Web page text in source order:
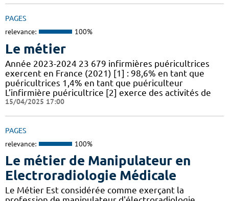
PAGES
relevance: 100%
Le métier
Année 2023-2024 23 679 infirmières puéricultrices
exercent en France (2021) [1] : 98,6% en tant que
puéricultrices 1,4% en tant que puériculteur
L’infirmière puéricultrice [2] exerce des activités de
15/04/2025 17:00
PAGES
relevance: 100%
Le métier de Manipulateur en
Electroradiologie Médicale
Le Métier Est considérée comme exerçant la